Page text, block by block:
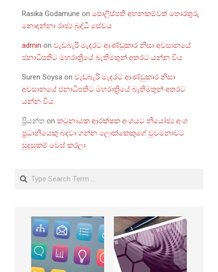
Rasika Godamune on පොලිස්පති අහනකම්වත් තොරතුරු
නොදන්නා රාජ්‍ය බුද්ධි සේවය
admin on වැඩබැරි මැදරට ආණ්ඩුකාර නිසා අවසානයේ
ජනාධිපතිට මහරාත්‍රියේ බැතිමතුන් අතරට යන්න විය
Suren Soysa on වැඩබැරි මැදරට ආණ්ඩුකාර නිසා
අවසානයේ ජනාධිපතිට මහරාත්‍රියේ බැතිමතුන් අතරට
යන්න විය
ප්‍රියන්ත on කටුනායක ආරක්ෂක අංශයට නියෝජ්‍ය අංශ
ප්‍රධානියෙකු බදවා ගන්න ලොක්කෙකුගේ වුවමනාවට
සුදුසුකම් වෙස් කරලා
Search